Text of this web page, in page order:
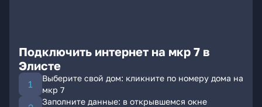
Подключить интернет на мкр 7 в
Элисте
Выберите свой дом: кликните по номеру дома на
мкр 7
Заполните данные: в открывшемся окне